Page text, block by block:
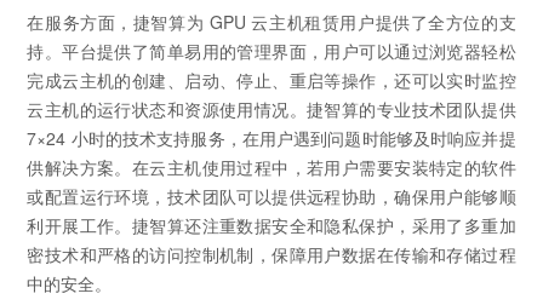
在服务方面，捷智算为 GPU 云主机租赁用户提供了全方位的支
持。平台提供了简单易用的管理界面，用户可以通过浏览器轻松
完成云主机的创建、启动、停止、重启等操作，还可以实时监控
云主机的运行状态和资源使用情况。捷智算的专业技术团队提供
7×24 小时的技术支持服务，在用户遇到问题时能够及时响应并提
供解决方案。在云主机使用过程中，若用户需要安装特定的软件
或配置运行环境，技术团队可以提供远程协助，确保用户能够顺
利开展工作。捷智算还注重数据安全和隐私保护，采用了多重加
密技术和严格的访问控制机制，保障用户数据在传输和存储过程
中的安全。